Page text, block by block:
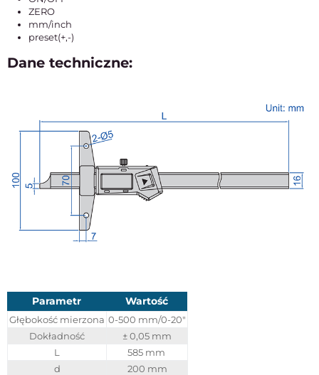
ZERO
mm/inch
preset(+,-)
Dane techniczne:
Parametr Wartość
Głębokość mierzona 0-500 mm/0-20"
Dokładność
± 0,05 mm
L
585 mm
d
200 mm